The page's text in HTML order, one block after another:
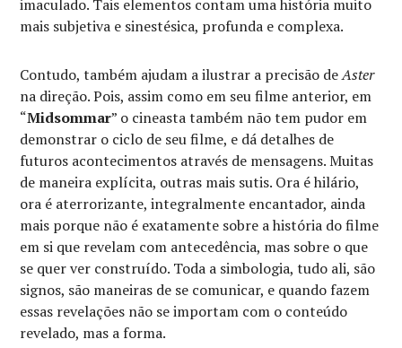
imaculado. Tais elementos contam uma história muito
mais subjetiva e sinestésica, profunda e complexa.
Contudo, também ajudam a ilustrar a precisão deAster
na direção. Pois, assim como em seu filme anterior, em
“Midsommar” o cineasta também não tem pudor em
demonstrar o ciclo de seu filme, e dá detalhes de
futuros acontecimentos através de mensagens. Muitas
de maneira explícita, outras mais sutis. Ora é hilário,
ora é aterrorizante, integralmente encantador, ainda
mais porque não é exatamente sobre a história do filme
em si que revelam com antecedência, mas sobre o que
se quer ver construído. Toda a simbologia, tudo ali, são
signos, são maneiras de se comunicar, e quando fazem
essas revelações não se importam com o conteúdo
revelado, mas a forma.